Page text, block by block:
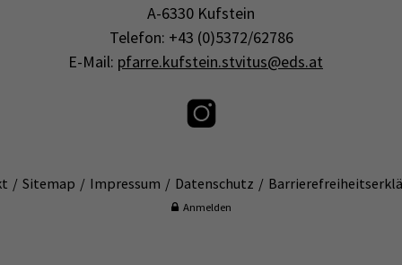
A-6330 Kufstein
Telefon: +43 (0)5372/62786
E-Mail: pfarre.kufstein.stvitus@eds.at
Sitemap Impressum Datenschutz
Anmelden